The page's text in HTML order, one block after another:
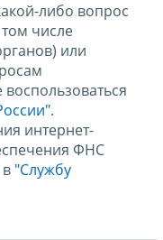
либо вопрос
числе
или
.
интернет-
ФНС
"Службу